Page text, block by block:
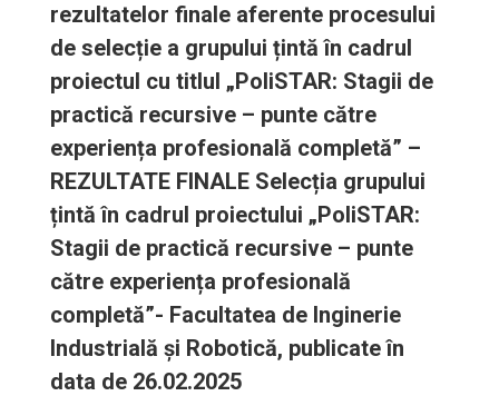
rezultatelor finale aferente procesului
de selecție a grupului țintă în cadrul
proiectul cu titlul „PoliSTAR: Stagii de
practică recursive – punte către
experiența profesională completă” –
REZULTATE FINALE Selecția grupului
țintă în cadrul proiectului „PoliSTAR:
Stagii de practică recursive – punte
către experiența profesională
completă”- Facultatea de Inginerie
Industrială și Robotică, publicate în
data de 26.02.2025